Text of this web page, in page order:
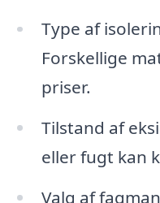
Type af
Forskellige
priser.
Tilstand af
eller fugt kan
Valg af